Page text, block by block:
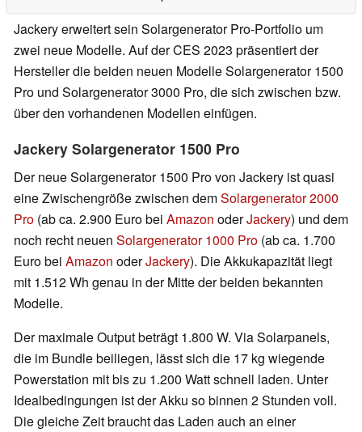
Jackery erweitert sein Solargenerator Pro-Portfolio um
zwei neue Modelle. Auf der CES 2023 präsentiert der
Hersteller die beiden neuen Modelle Solargenerator 1500
Pro und Solargenerator 3000 Pro, die sich zwischen bzw.
über den vorhandenen Modellen einfügen.
Jackery Solargenerator 1500 Pro
Der neue Solargenerator 1500 Pro von Jackery ist quasi
eine Zwischengröße zwischen demSolargenerator 2000
Pro (ab ca. 2.900 Euro bei Amazon oderJackery) und dem
noch recht neuen Solargenerator 1000 Pro (ab ca. 1.700
Euro bei Amazon oderJackery). Die Akkukapazität liegt
mit 1.512 Wh genau in der Mitte der beiden bekannten
Modelle.
Der maximale Output beträgt 1.800 W. Via Solarpanels,
die im Bundle beiliegen, lässt sich die 17 kg wiegende
Powerstation mit bis zu 1.200 Watt schnell laden. Unter
Idealbedingungen ist der Akku so binnen 2 Stunden voll.
Die gleiche Zeit braucht das Laden auch an einer